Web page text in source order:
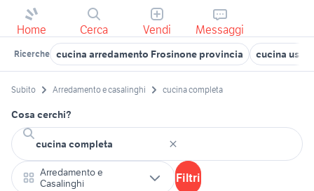
Home Cerca Vendi Messaggi
Ricerche cucina arredamento Frosinone provincia cucina
Subito Arredamento e casalinghi cucina completa
Cosa cerchi?
Arredamento e
Casalinghi
Filtri